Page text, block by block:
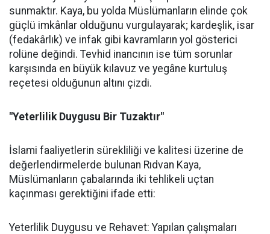
sunmaktır. Kaya, bu yolda Müslümanların elinde çok
güçlü imkânlar olduğunu vurgulayarak; kardeşlik, isar
(fedakârlık) ve infak gibi kavramların yol gösterici
rolüne değindi. Tevhid inancının ise tüm sorunlar
karşısında en büyük kılavuz ve yegâne kurtuluş
reçetesi olduğunun altını çizdi.
"Yeterlilik Duygusu Bir Tuzaktır"
İslami faaliyetlerin sürekliliği ve kalitesi üzerine de
değerlendirmelerde bulunan Rıdvan Kaya,
Müslümanların çabalarında iki tehlikeli uçtan
kaçınması gerektiğini ifade etti:
Yeterlilik Duygusu ve Rehavet: Yapılan çalışmaları